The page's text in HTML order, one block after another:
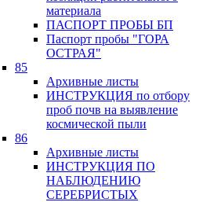
материала
ПАСПОРТ ПРОБЫ БП
Паспорт пробы "ГОРА
ОСТРАЯ"
85
Архивные листы
ИНСТРУКЦИЯ по отбору
проб почв на выявление
космической пыли
86
Архивные листы
ИНСТРУКЦИЯ ПО
НАБЛЮДЕНИЮ
СЕРЕБРИСТЫХ